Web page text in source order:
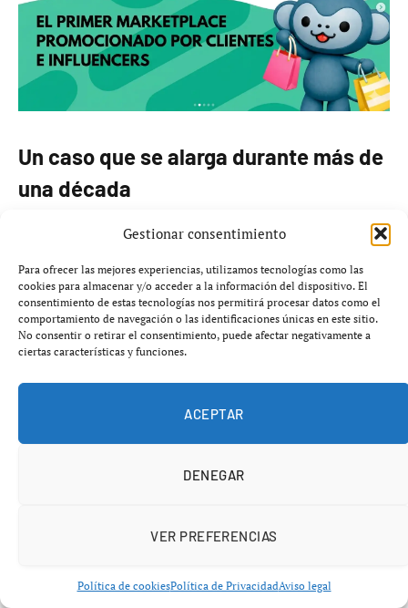
Gestionar consentimiento
Para ofrecer las mejores experiencias, utilizamos tecnologías como las
cookies para almacenar y/o acceder a la información del dispositivo. El
consentimiento de estas tecnologías nos permitirá procesar datos como el
comportamiento de navegación o las identificaciones únicas en este sitio.
No consentir o retirar el consentimiento, puede afectar negativamente a
ciertas características y funciones.
ACEPTAR
DENEGAR
VER PREFERENCIAS
Política de cookiesPolítica de PrivacidadAviso legal
Un caso que se alarga durante más de
una década
El origen del conflicto se remonta a los pagos del FC
exvicepresidente del Comité Técnico de Árbitros,
durante un periodo prolongado de aproximadamente17
años, con cantidades que superarían los8,4 millones de
euros.
años de investigación.